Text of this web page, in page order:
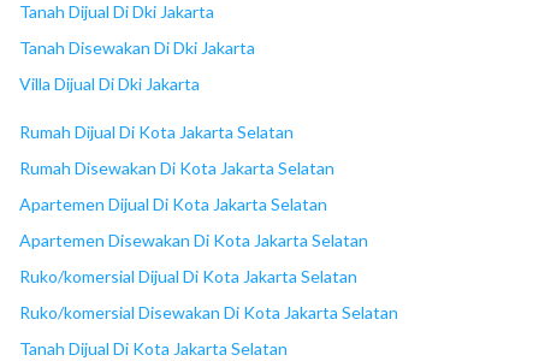
Tanah Dijual Di Dki Jakarta
Tanah Disewakan Di Dki Jakarta
Villa Dijual Di Dki Jakarta
Rumah Dijual Di Kota Jakarta Selatan
Rumah Disewakan Di Kota Jakarta Selatan
Apartemen Dijual Di Kota Jakarta Selatan
Apartemen Disewakan Di Kota Jakarta Selatan
Ruko/komersial Dijual Di Kota Jakarta Selatan
Ruko/komersial Disewakan Di Kota Jakarta Selatan
Tanah Dijual Di Kota Jakarta Selatan